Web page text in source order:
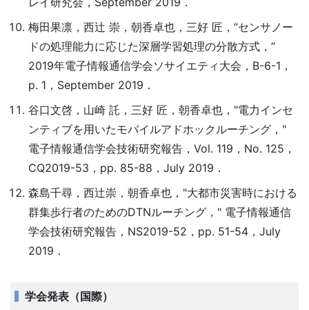
梅田果凛，西辻 崇，朝香卓也，三好 匠，“センサノー
ドの処理能力に応じた深層学習処理の分散方式，”
2019年電子情報通信学会ソサイエティ大会，B-6-1，
p. 1，September 2019．
谷口文啓，山崎 託，三好 匠，朝香卓也，"電力インセ
ンティブを用いたモバイルアドホックルーチング，"
電子情報通信学会技術研究報告，Vol. 119，No. 125，
CQ2019-53，pp. 85-88，July 2019．
森島千尋，西辻崇，朝香卓也，"大都市災害時における
群集歩行者のためのDTNルーチング，" 電子情報通信
学会技術研究報告，NS2019-52，pp. 51-54，July
2019．
学会発表（国際）